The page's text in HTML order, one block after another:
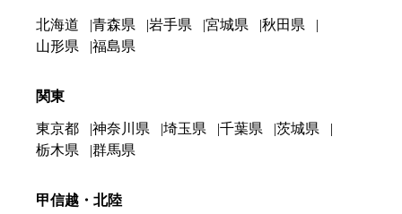
北海道 青森県 岩手県 宮城県
秋田県
山形県
福島県
関東
東京都 神奈川県 埼玉県 千葉県
茨城県
栃木県
群馬県
甲信越・北陸